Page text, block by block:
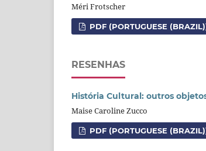
Méri Frotscher
PDF (PORTUGUESE
RESENHAS
História Cultural: outros
Maise Caroline Zucco
PDF (PORTUGUESE